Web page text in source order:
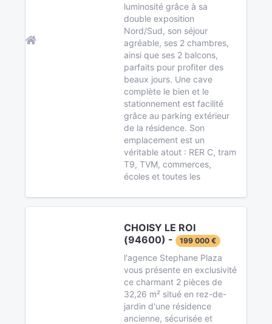
luminosité grâce à sa
double exposition
Nord/Sud, son séjour
agréable, ses 2 chambres,
ainsi que ses 2 balcons,
parfaits pour profiter des
beaux jours. Une cave
complète le bien et le
stationnement est facilité
grâce au parking extérieur
de la résidence. Son
emplacement est un
véritable atout : RER C, tram
T9, TVM, commerces,
écoles et toutes les
CHOISY LE ROI
(94600) -
199 000 €
l'agence Stephane Plaza
vous présente en exclusivité
ce charmant 2 pièces de
32,26 m² situé en rez-de-
jardin d'une résidence
ancienne, sécurisée et